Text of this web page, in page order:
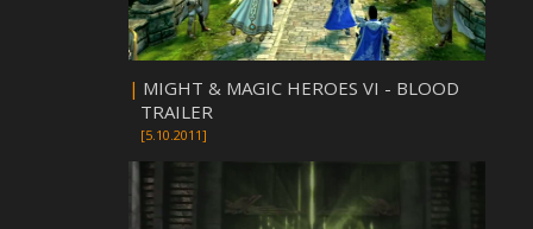
| MIGHT & MAGIC HEROES VI - BLOOD
TRAILER
[5.10.2011]